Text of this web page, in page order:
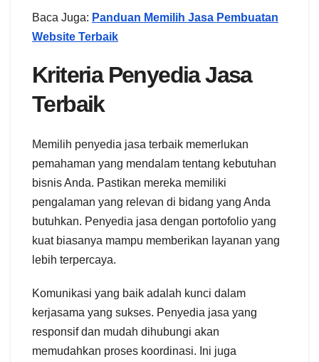
Baca Juga: Panduan Memilih Jasa Pembuatan
Website Terbaik
Kriteria Penyedia Jasa
Terbaik
Memilih penyedia jasa terbaik memerlukan
pemahaman yang mendalam tentang kebutuhan
bisnis Anda. Pastikan mereka memiliki
pengalaman yang relevan di bidang yang Anda
butuhkan. Penyedia jasa dengan portofolio yang
kuat biasanya mampu memberikan layanan yang
lebih terpercaya.
Komunikasi yang baik adalah kunci dalam
kerjasama yang sukses. Penyedia jasa yang
responsif dan mudah dihubungi akan
memudahkan proses koordinasi. Ini juga